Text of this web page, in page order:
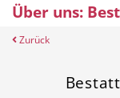
Zurück
Über uns: